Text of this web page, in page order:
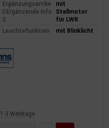
Ergänzungsartike
l/Ergänzende Info
2
mit
Stellmotor
für LWR
Leuchtefunktion mit Blinklicht
1-3 Werktage